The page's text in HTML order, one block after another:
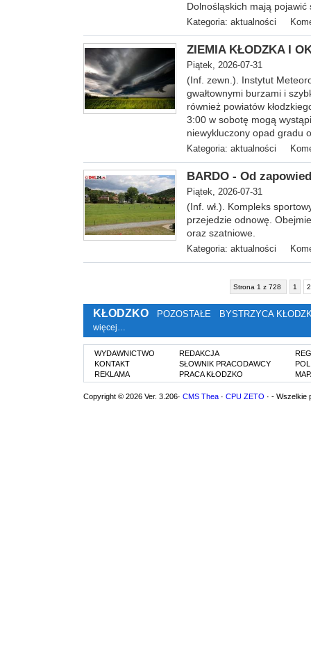
Dolnośląskich mają
Kategoria: aktualności
ZIEMIA KŁODZKA I
Piątek, 2026-07-31
(Inf. zewn.). Instytut
gwałtownymi burzami i
również powiatów
3:00 w sobotę mogą
niewykluczony opad gradu
Kategoria: aktualności
BARDO - Od
Piątek, 2026-07-31
(Inf. wł.). Kompleks
przejedzie odnowę.
oraz szatniowe.
Kategoria: aktualności
Strona 1 z 728 1 2
KŁODZKO POZOSTAŁE BYSTRZYCA
więcej…
WYDAWNICTWO
KONTAKT
REKLAMA
REDAKCJA
SŁOWNIK PRACODAWCY
PRACA KŁODZKO
Copyright © 2026 Ver. 3.206· CMS Thea · CPU ZETO · - Wszelkie